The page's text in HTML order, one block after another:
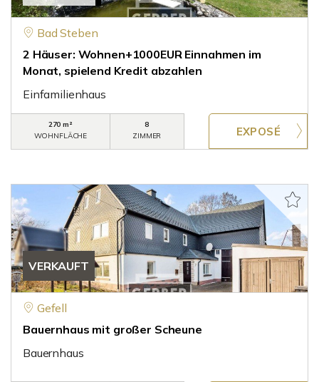
Bad Steben
2 Häuser: Wohnen+1000EUR Einnahmen im
Monat, spielend Kredit abzahlen
Einfamilienhaus
270 m²
WOHNFLÄCHE
8
ZIMMER
VERKAUFT
Gefell
Bauernhaus mit großer Scheune
Bauernhaus